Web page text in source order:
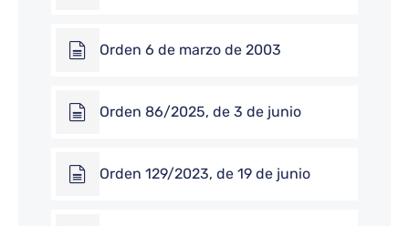
Orden 6 de marzo de 2003
Orden 86/2025, de 3 de junio
Orden 129/2023, de 19 de junio